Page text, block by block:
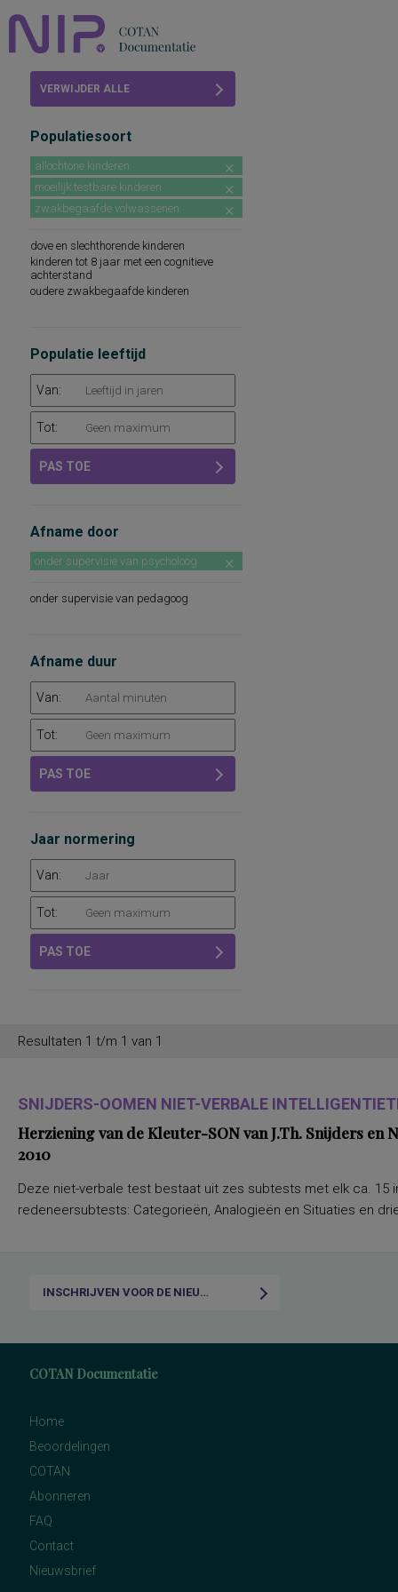
Abonneren
FAQ
VERWIJDER ALLE
Populatiesoort
allochtone kinderen
moeilijk testbare kinderen
zwakbegaafde volwassenen
dove en slechthorende kinderen
kinderen tot 8 jaar met een cognitieve
achterstand
oudere zwakbegaafde kinderen
Populatie leeftijd
Van:
Tot:
PAS TOE
Afname door
onder supervisie van psycholoog
onder supervisie van pedagoog
Afname duur
Van:
Tot:
PAS TOE
Jaar normering
Van:
Tot:
PAS TOE
Resultaten 1 t/m 1 van 1
SNIJDERS-OOMEN NIET-VERBALE
Herziening van de Kleuter-SON van J.Th. Snijders en
2010
Deze niet-verbale test bestaat uit zes subtests met elk ca. 15
redeneersubtests: Categorieën, Analogieën en Situaties en
INSCHRIJVEN VOOR DE NIEUWSBRIEF
COTAN Documentatie
Home
Beoordelingen
COTAN
Abonneren
FAQ
Contact
Nieuwsbrief